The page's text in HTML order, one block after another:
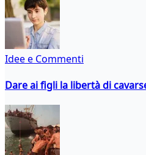
Idee e Commenti
Dare ai figli la libertà di